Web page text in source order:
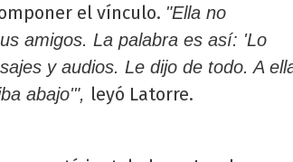
el vínculo. "Ella no
amigos. La palabra es así: 'Lo
y audios. Le dijo de todo. A
abajo'", leyó Latorre.